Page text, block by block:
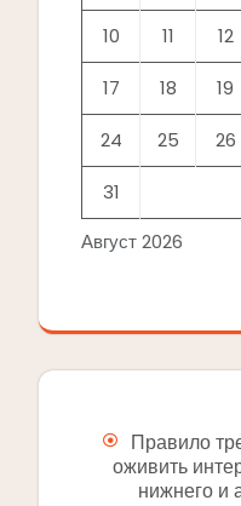
Август 2026
10 11 12
17 18 19
24 25 26
31
Правило
оживить
нижнего и